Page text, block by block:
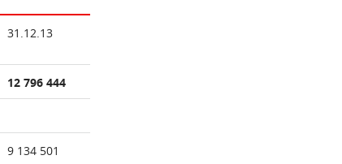
31.12.13
12 796 444
9 134 501